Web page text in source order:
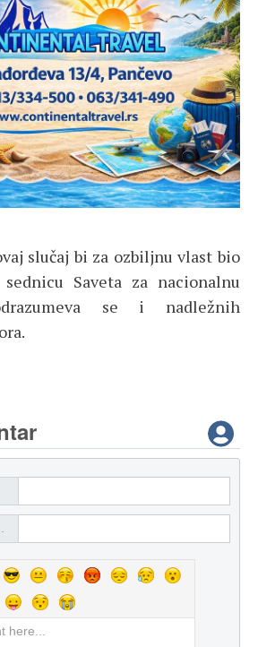
slučaj bi za ozbiljnu vlast bio
Saveta za nacionalnu
se i nadležnih